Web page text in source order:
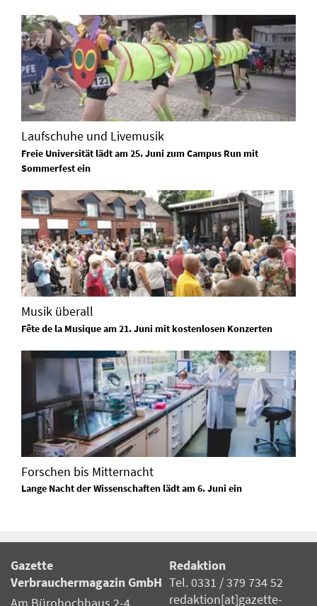
Laufschuhe und Livemusik
Freie Universität lädt am 25. Juni zum Campus Run mit
Sommerfest ein
Musik überall
Fête de la Musique am 21. Juni mit kostenlosen Konzerten
Forschen bis Mitternacht
Lange Nacht der Wissenschaften lädt am 6. Juni ein
Gazette
Verbrauchermagazin GmbH
Redaktion
Tel. 0331 / 379 734 52
redaktion[at]gazette-